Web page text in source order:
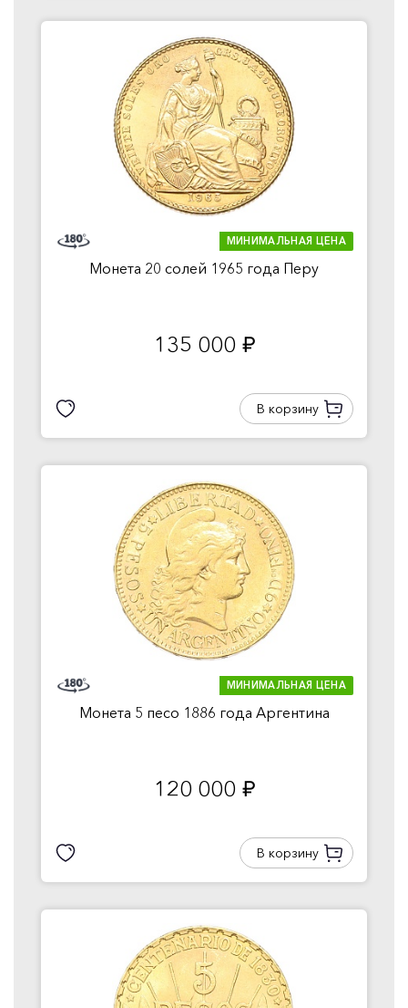
МИНИМАЛЬНАЯ ЦЕНА
Монета 20 солей 1965 года Перу
135 000 руб.
В корзину
МИНИМАЛЬНАЯ ЦЕНА
Монета 5 песо 1886 года Аргентина
120 000 руб.
В корзину